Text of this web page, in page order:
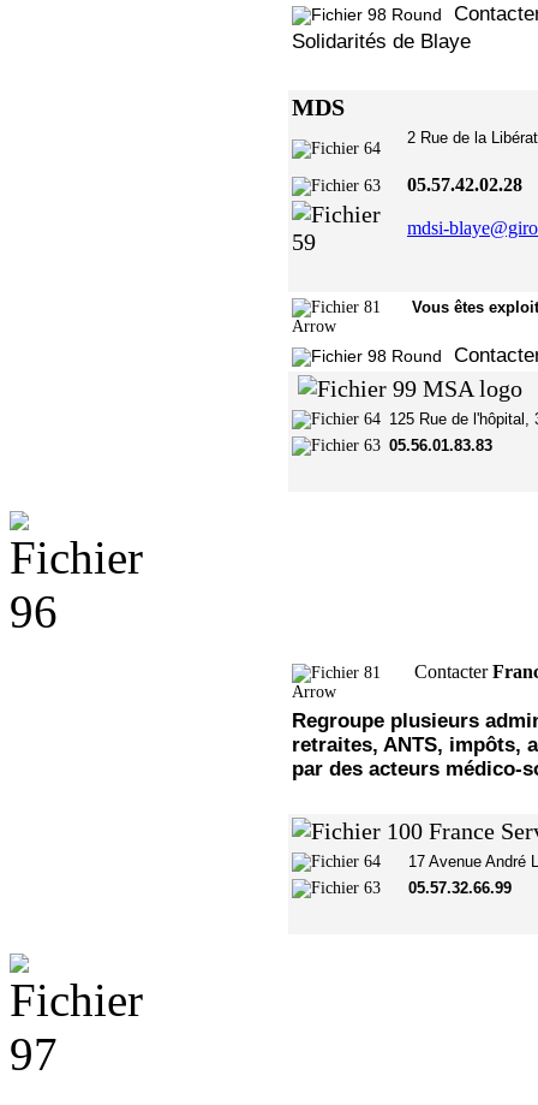
Solidarités de Blaye
MDS
2 Rue de
05.57.42.02.28
mdsi-
Vous
125 Rue de l'hôpital,
05.56.01.83.83
Contacter
Regroupe plusieurs
retraites, ANTS, impôts,
par des acteurs médico-
17 Avenue André
05.57.32.66.99